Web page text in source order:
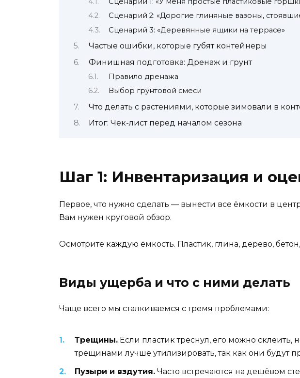
Сценарий 2: «Дорогие глиняные вазоны,
Сценарий 3: «Деревянные ящики на террасе»
Частые ошибки, которые губят контейнеры
Финишная подготовка: Дренаж и грунт
Правило дренажа
Выбор грунтовой смеси
Что делать с растениями, которые зимовали в
Итог: Чек-лист перед началом сезона
Шаг 1: Инвентаризация и
Первое, что нужно сделать — вынести все ёмкости в
Вам нужен круговой обзор.
Осмотрите каждую ёмкость. Пластик, глина, дерево,
Виды ущерба и что с ними делать
Чаще всего мы сталкиваемся с тремя проблемами:
Трещины. Если пластик треснул, его можно
трещинами лучше утилизировать, так как они будут
Пузыри и вздутия. Часто встречаются на дешёвом